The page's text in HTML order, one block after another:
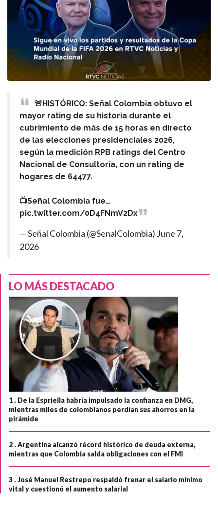
🚨HISTÓRICO: Señal Colombia obtuvo el
mayor rating de su historia durante el
cubrimiento de más de 15 horas en directo
de las elecciones presidenciales 2026,
según la medición RPB ratings del Centro
Nacional de Consultoría, con un rating de
hogares de 64477.
📺Señal Colombia fue…
pic.twitter.com/0D4FNmV2Dx
— Señal Colombia (@SenalColombia) June 7,
2026
LO MÁS DESTACADO
1 . De la Espriella habría impulsado la confianza en DMG,
mientras miles de colombianos perdían sus ahorros en la
pirámide
2 .Argentina alcanzó récord histórico de deuda externa,
mientras que Colombia salda obligaciones con el FMI
3 .José Manuel Restrepo respaldó frenar el salario mínimo
vital y cuestionó el aumento salarial